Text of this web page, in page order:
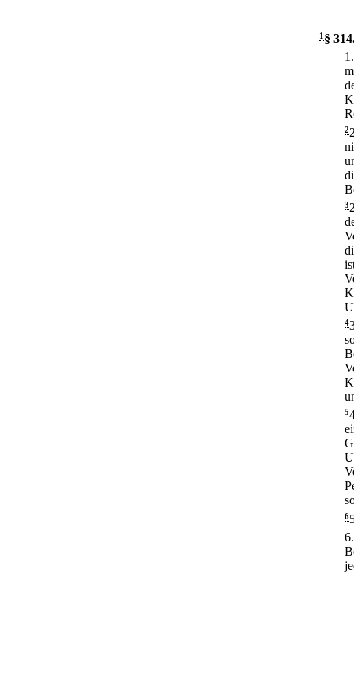
1 § 314
1.
2
3
4
5
6
6.